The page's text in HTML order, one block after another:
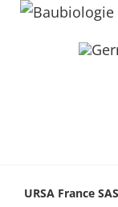
URSA France SAS